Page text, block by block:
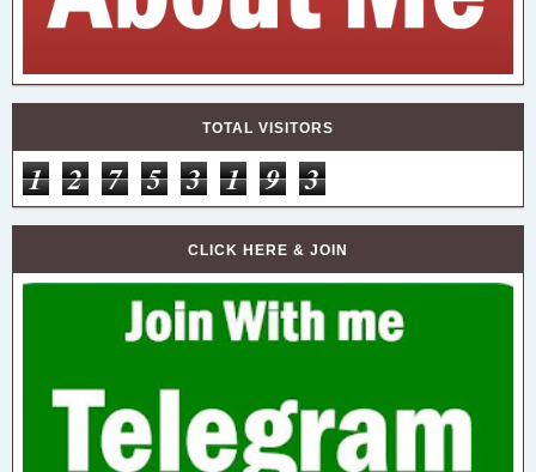
TOTAL VISITORS
1 2 7 5 3 1 9 3
CLICK HERE & JOIN